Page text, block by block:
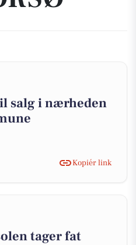
salg i nærheden
Kopiér link
tager fat